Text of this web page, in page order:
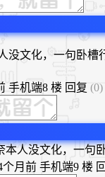
没文化，一句卧槽
手机端8 楼 回复 (0)
本人没文化，一句
个月前 手机端9 楼